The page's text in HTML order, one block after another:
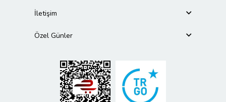
İletişim
Özel Günler